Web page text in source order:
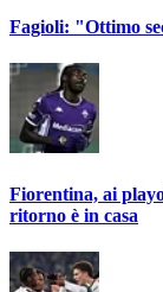
Fagioli: "Ottimo
Fiorentina, ai
ritorno è in casa